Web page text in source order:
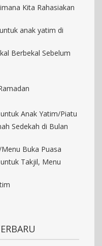
Kita Rahasiakan
anak yatim di
Berbekal Sebelum
Anak Yatim/Piatu
Sedekah di Bulan
Buka Puasa
Takjil, Menu